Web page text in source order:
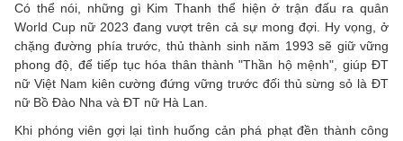
Có thể nói, những gì Kim Thanh thể hiện ở trận đấu ra quân
World Cup nữ 2023 đang vượt trên cả sự mong đợi. Hy vọng, ở
chặng đường phía trước, thủ thành sinh năm 1993 sẽ giữ vững
phong độ, để tiếp tục hóa thân thành "Thần hộ mệnh", giúp ĐT
nữ Việt Nam kiên cường đứng vững trước đối thủ sừng sỏ là ĐT
nữ Bồ Đào Nha và ĐT nữ Hà Lan.
Khi phóng viên gợi lại tình huống cản phá phạt đền thành công